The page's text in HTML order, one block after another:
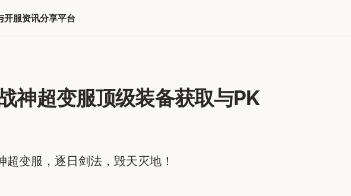
开服资讯分享平台
神超变服顶级装备获取与PK
变服，逐日剑法，毁天灭地！